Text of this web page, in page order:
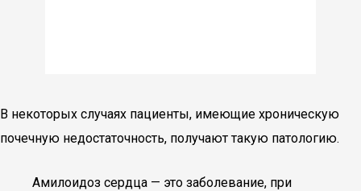
В некоторых случаях пациенты, имеющие хроническую
почечную недостаточность, получают такую патологию.
Амилоидоз сердца — это заболевание, при